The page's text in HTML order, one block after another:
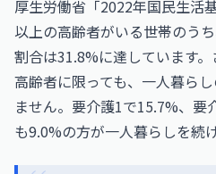
厚生労働省「2022年国民生活
以上の高齢者がいる世帯のう
割合は31.8%に達しています
高齢者に限っても、一人暮ら
ません。要介護1で15.7%、要
も9.0%の方が一人暮らしを続